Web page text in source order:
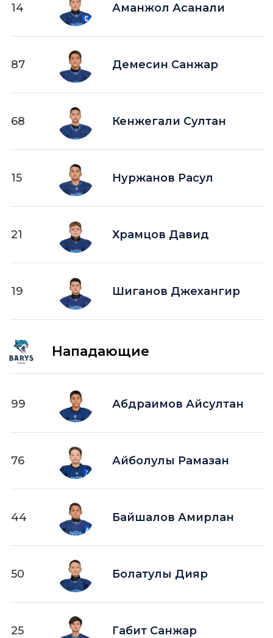
14 Аманжол Асанали
87 Демесин Санжар
68 Кенжегали Султан
15 Нуржанов Расул
21 Храмцов Давид
19 Шиганов Джехангир
Нападающие
99 Абдраимов Айсултан
76 Айболулы Рамазан
44 Байшалов Амирлан
50 Болатулы Дияр
25 Габит Санжар